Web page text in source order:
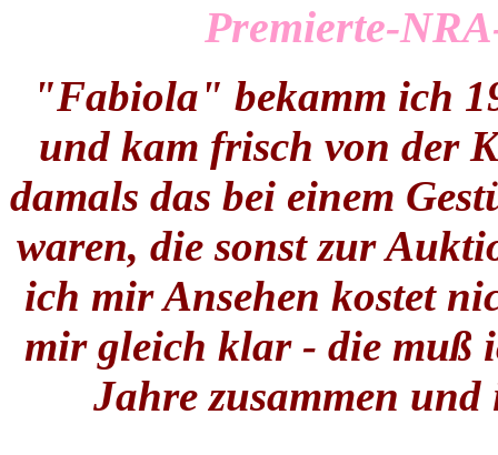
Premierte-
"Fabiola" bekamm ich
und kam frisch von der
damals das bei einem
waren, die sonst zur
ich mir Ansehen kostet
mir gleich klar - die muß
Jahre zusammen